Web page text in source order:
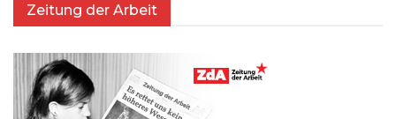
Zeitung der Arbeit